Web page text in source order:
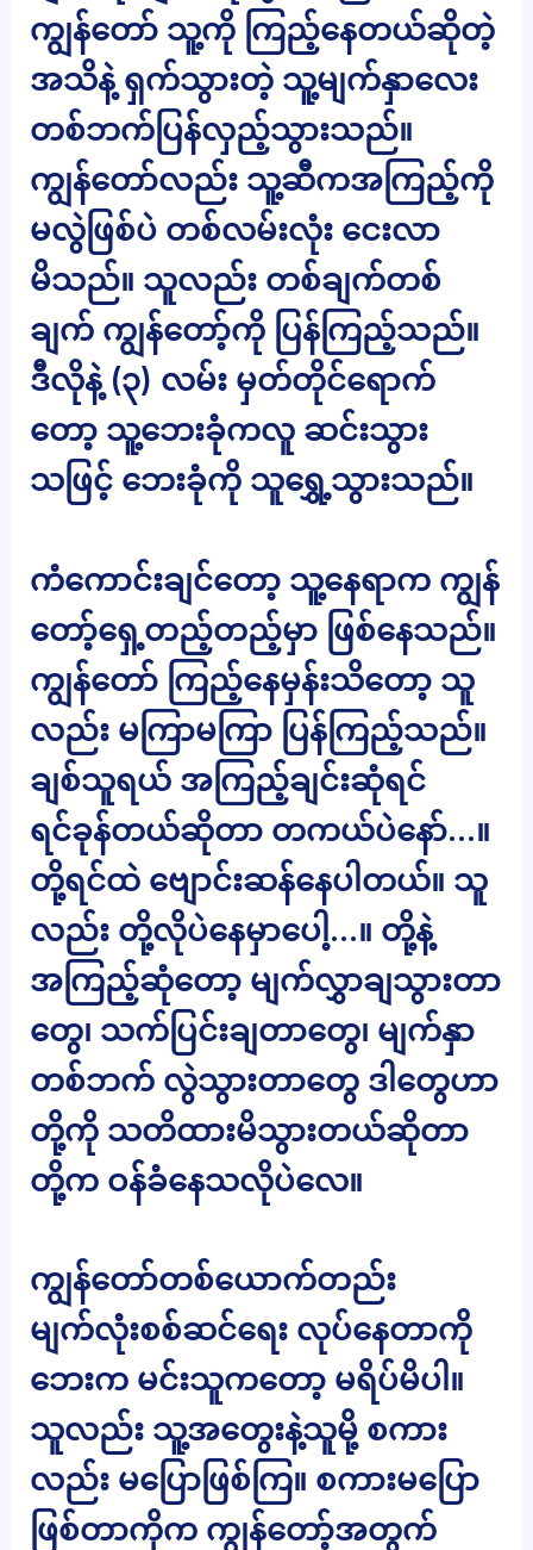
ကျွန်တော် သူ့ကို ကြည့်နေတယ်ဆိုတဲ့
အသိနဲ့ ရှက်သွားတဲ့ သူ့မျက်နှာလေး
တစ်ဘက်ပြန်လှည့်သွားသည်။
ကျွန်တော်လည်း သူ့ဆီကအကြည့်ကို
မလွဲဖြစ်ပဲ တစ်လမ်းလုံး ငေးလာ
မိသည်။ သူလည်း တစ်ချက်တစ်
ချက် ကျွန်တော့်ကို ပြန်ကြည့်သည်။
ဒီလိုနဲ့ (၃) လမ်း မှတ်တိုင်ရောက်
တော့ သူ့ဘေးခုံကလူ ဆင်းသွား
သဖြင့် ဘေးခုံကို သူရွှေ့သွားသည်။
ကံကောင်းချင်တော့ သူ့နေရာက ကျွန်
တော့်ရှေ့တည့်တည့်မှာ ဖြစ်နေသည်။
ကျွန်တော် ကြည့်နေမှန်းသိတော့ သူ
လည်း မကြာမကြာ ပြန်ကြည့်သည်။
ချစ်သူရယ် အကြည့်ချင်းဆုံရင်
ရင်ခုန်တယ်ဆိုတာ တကယ်ပဲနော်…။
တို့ရင်ထဲ ဗျောင်းဆန်နေပါတယ်။ သူ
လည်း တို့လိုပဲနေမှာပေါ့…။ တို့နဲ့
အကြည့်ဆုံတော့ မျက်လွှာချသွားတာ
တွေ၊ သက်ပြင်းချတာတွေ၊ မျက်နှာ
တစ်ဘက် လွဲသွားတာတွေ ဒါတွေဟာ
တို့ကို သတိထားမိသွားတယ်ဆိုတာ
တို့က ဝန်ခံနေသလိုပဲလေ။
ကျွန်တော်တစ်ယောက်တည်း
မျက်လုံးစစ်ဆင်ရေး လုပ်နေတာကို
ဘေးက မင်းသူကတော့ မရိပ်မိပါ။
သူလည်း သူ့အတွေးနဲ့သူမို့ စကား
လည်း မပြောဖြစ်ကြ။ စကားမပြော
ဖြစ်တာကိုက ကျွန်တော့်အတွက်